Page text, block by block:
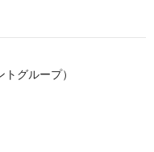
グループ）